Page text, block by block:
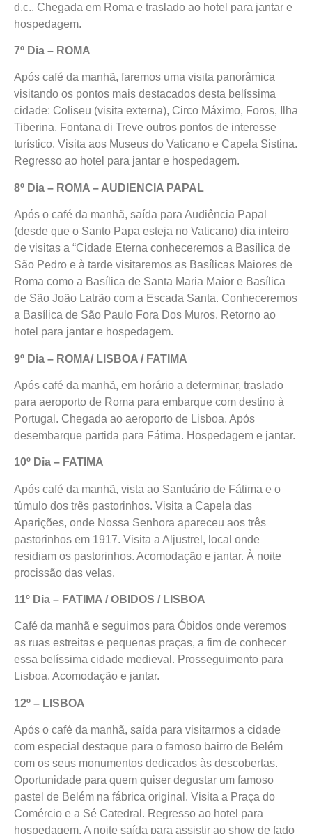
d.c.. Chegada em Roma e traslado ao hotel para jantar e
hospedagem.
7º Dia – ROMA
Após café da manhã, faremos uma visita panorâmica
visitando os pontos mais destacados desta belíssima
cidade: Coliseu (visita externa), Circo Máximo, Foros, Ilha
Tiberina, Fontana di Treve outros pontos de interesse
turístico. Visita aos Museus do Vaticano e Capela Sistina.
Regresso ao hotel para jantar e hospedagem.
8º Dia – ROMA – AUDIENCIA PAPAL
Após o café da manhã, saída para Audiência Papal
(desde que o Santo Papa esteja no Vaticano) dia inteiro
de visitas a “Cidade Eterna conheceremos a Basílica de
São Pedro e à tarde visitaremos as Basílicas Maiores de
Roma como a Basílica de Santa Maria Maior e Basílica
de São João Latrão com a Escada Santa. Conheceremos
a Basílica de São Paulo Fora Dos Muros. Retorno ao
hotel para jantar e hospedagem.
9º Dia – ROMA/ LISBOA / FATIMA
Após café da manhã, em horário a determinar, traslado
para aeroporto de Roma para embarque com destino à
Portugal. Chegada ao aeroporto de Lisboa. Após
desembarque partida para Fátima. Hospedagem e jantar.
10º Dia – FATIMA
Após café da manhã, vista ao Santuário de Fátima e o
túmulo dos três pastorinhos. Visita a Capela das
Aparições, onde Nossa Senhora apareceu aos três
pastorinhos em 1917. Visita a Aljustrel, local onde
residiam os pastorinhos. Acomodação e jantar. À noite
procissão das velas.
11º Dia – FATIMA / OBIDOS / LISBOA
Café da manhã e seguimos para Óbidos onde veremos
as ruas estreitas e pequenas praças, a fim de conhecer
essa belíssima cidade medieval. Prosseguimento para
Lisboa. Acomodação e jantar.
12º – LISBOA
Após o café da manhã, saída para visitarmos a cidade
com especial destaque para o famoso bairro de Belém
com os seus monumentos dedicados às descobertas.
Oportunidade para quem quiser degustar um famoso
pastel de Belém na fábrica original. Visita a Praça do
Comércio e a Sé Catedral. Regresso ao hotel para
hospedagem. A noite saída para assistir ao show de fado